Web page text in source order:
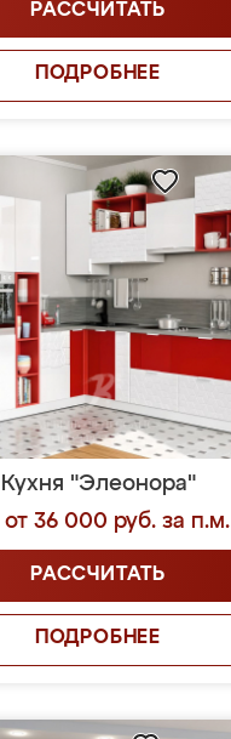
РАССЧИТАТЬ
ПОДРОБНЕЕ
Кухня "Элеонора"
36 000 руб. за п.м.
РАССЧИТАТЬ
ПОДРОБНЕЕ